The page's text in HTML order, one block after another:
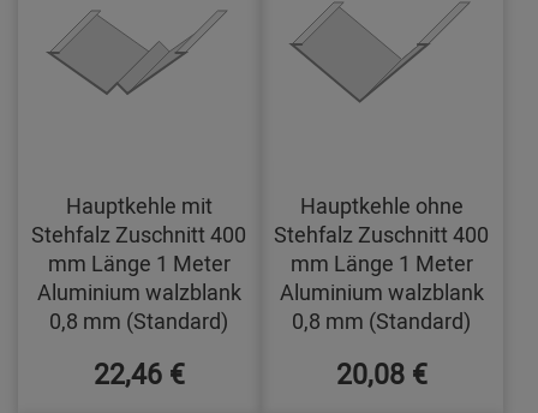
Hauptkehle mit
Stehfalz Zuschnitt 400
mm Länge 1 Meter
Aluminium walzblank
0,8 mm (Standard)
22,46 €
Hauptkehle ohne
Stehfalz Zuschnitt 400
mm Länge 1 Meter
Aluminium walzblank
0,8 mm (Standard)
20,08 €